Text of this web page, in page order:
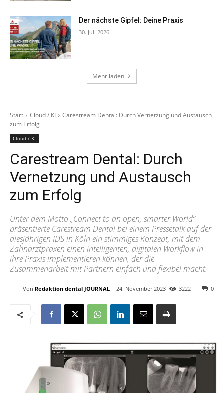
Der nächste Gipfel: Deine Praxis
30. Juli 2026
Mehr laden